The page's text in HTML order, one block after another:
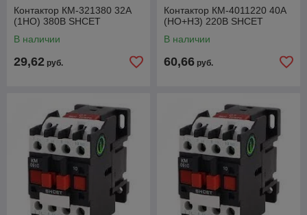
Контактор КМ-321380 32А
(1НО) 380В SHCET
В наличии
29,62 руб.
Контактор КМ-4011220 40А
(НО+НЗ) 220В SHCET
В наличии
60,66 руб.